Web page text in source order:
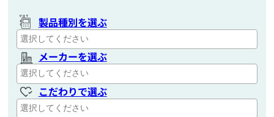
製品種別を選ぶ
メーカーを選ぶ
こだわりで選ぶ